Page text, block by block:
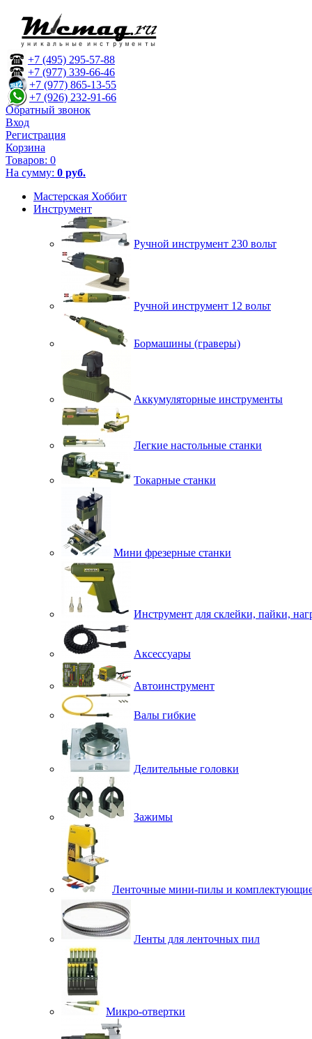
+7 (495) 295-57-88
+7 (977) 339-66-46
+7 (977) 865-13-55
+7 (926) 232-91-66
Обратный звонок
Вход
Регистрация
Корзина
Товаров: 0
На сумму: 0 руб.
Мастерская Хоббит
Инструмент
Ручной инструмент 230 вольт
Ручной инструмент 12 вольт
Бормашины (граверы)
Аккумуляторные инструменты
Легкие настольные станки
Токарные станки
Мини фрезерные станки
Инструмент для склейки, пайки,
Аксессуары
Автоинструмент
Валы гибкие
Делительные головки
Зажимы
Ленточные мини-пилы и
Ленты для ленточных пил
Микро-отвертки